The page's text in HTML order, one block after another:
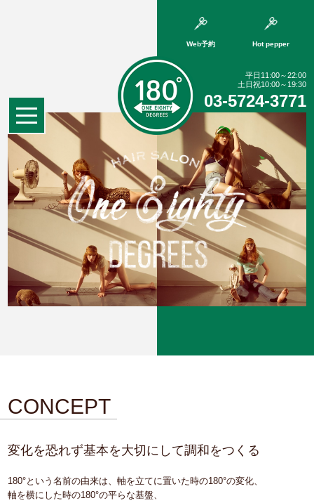
Web予約 Hot pepper
平日11:00～22:00
土日祝10:00～19:30
03-5724-3771
CONCEPT
変化を恐れず基本を大切にして調和をつくる
180°という名前の由来は、軸を立てに置いた時の180°の変化、
軸を横にした時の180°の平らな基盤、